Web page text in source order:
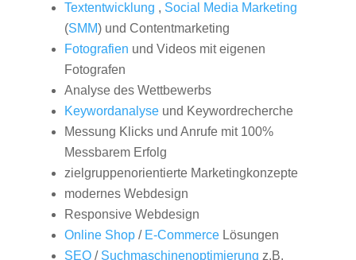
Textentwicklung , Social Media Marketing
(SMM) und Contentmarketing
Fotografien und Videos mit eigenen
Fotografen
Analyse des Wettbewerbs
Keywordanalyseund Keywordrecherche
Messung Klicks und Anrufe mit 100%
Messbarem Erfolg
zielgruppenorientierte Marketingkonzepte
modernes Webdesign
Responsive Webdesign
Online Shop/ E-CommerceLösungen
SEO/ Suchmaschinenoptimierung z.B.